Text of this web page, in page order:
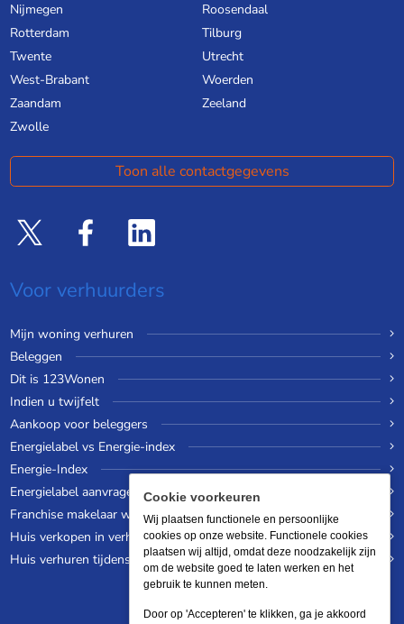
Nijmegen
Roosendaal
Rotterdam
Tilburg
Twente
Utrecht
West-Brabant
Woerden
Zaandam
Zeeland
Zwolle
Toon alle contactgegevens
Voor verhuurders
Mijn woning verhuren
Beleggen
Dit is 123Wonen
Indien u twijfelt
Aankoop voor beleggers
Energielabel vs Energie-index
Energie-Index
Energielabel aanvragen
Franchise makelaar worden
Huis verkopen in verhuurde staat
Huis verhuren tijdens een wereldreis
Cookie voorkeuren
Wij plaatsen functionele en persoonlijke
cookies op onze website. Functionele cookies
plaatsen wij altijd, omdat deze noodzakelijk zijn
om de website goed te laten werken en het
gebruik te kunnen meten.
Door op 'Accepteren' te klikken, ga je akkoord